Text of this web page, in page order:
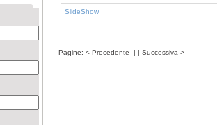
SlideShow
Pagine: < Precedente | | Successiva >